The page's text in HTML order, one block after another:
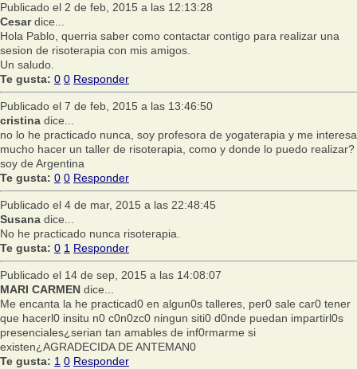
Publicado el 2 de feb, 2015 a las 12:13:28
Cesardice...
Hola Pablo, querria saber como contactar contigo para realizar una
sesion de risoterapia con mis amigos.
Un saludo.
Te gusta: 0 0 Responder
Publicado el 7 de feb, 2015 a las 13:46:50
cristina dice...
no lo he practicado nunca, soy profesora de yogaterapia y me interesa
mucho hacer un taller de risoterapia, como y donde lo puedo realizar?
soy de Argentina
Te gusta: 0 0 Responder
Publicado el 4 de mar, 2015 a las 22:48:45
Susana dice...
No he practicado nunca risoterapia.
Te gusta: 0 1 Responder
Publicado el 14 de sep, 2015 a las 14:08:07
MARI CARMEN dice...
Me encanta la he practicad0 en algun0s talleres, per0 sale car0 tener
que hacerl0 insitu n0 c0n0zc0 ningun siti0 d0nde puedan impartirl0s
presenciales¿serian tan amables de inf0rmarme si
existen¿AGRADECIDA DE ANTEMAN0
Te gusta: 1 0 Responder